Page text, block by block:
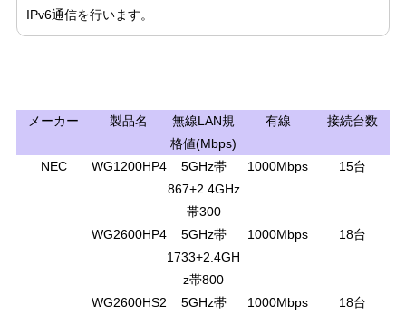
IPv6通信を行います。
メーカー 製品名
無線LAN規
格値(Mbps)
有線 接続台数
NEC WG1200HP4
5GHz帯
867+2.4GHz
帯300
1000Mbps 15台
WG2600HP4
5GHz帯
1733+2.4GH
z帯800
1000Mbps 18台
WG2600HS2
5GHz帯
1000Mbps 18台